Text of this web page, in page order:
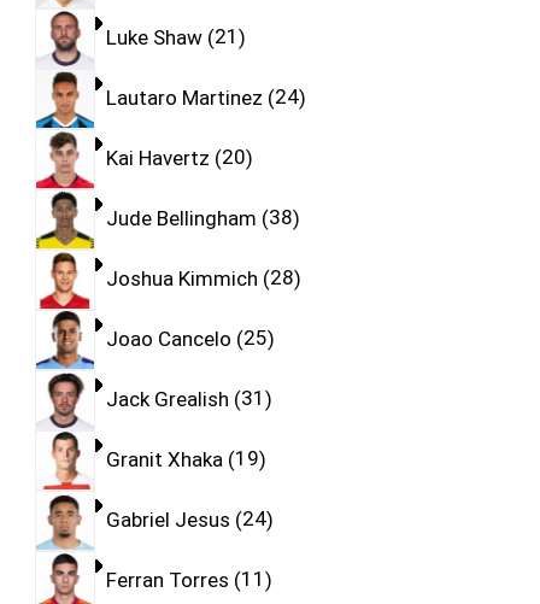
Luke Shaw 21
Lautaro Martinez 24
Kai Havertz 20
Jude Bellingham 38
Joshua Kimmich 28
Joao Cancelo 25
Jack Grealish 31
Granit Xhaka 19
Gabriel Jesus 24
Ferran Torres 11